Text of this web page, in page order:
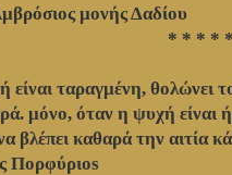
μονής Δαδίου
* * * * *
ταραγμένη, θολώνει
μόνο, όταν η ψυχή είναι
βλέπει καθαρά την αιτία
Πορφύριos